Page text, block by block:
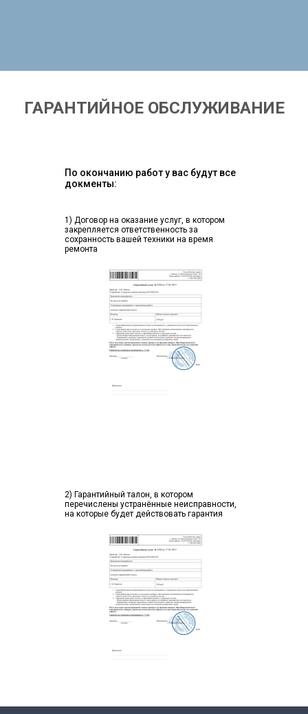
ГАРАНТИЙНОЕ ОБСЛУЖИВАНИЕ
По окончанию работ у вас будут все
докменты:
1) Договор на оказание услуг, в котором
закрепляется ответственность за
сохранность вашей техники на время
ремонта
2) Гарантийный талон, в котором
перечислены устранённые неисправности,
на которые будет действовать гарантия